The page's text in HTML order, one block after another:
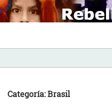
Skip
to
content
Categoría: Brasil